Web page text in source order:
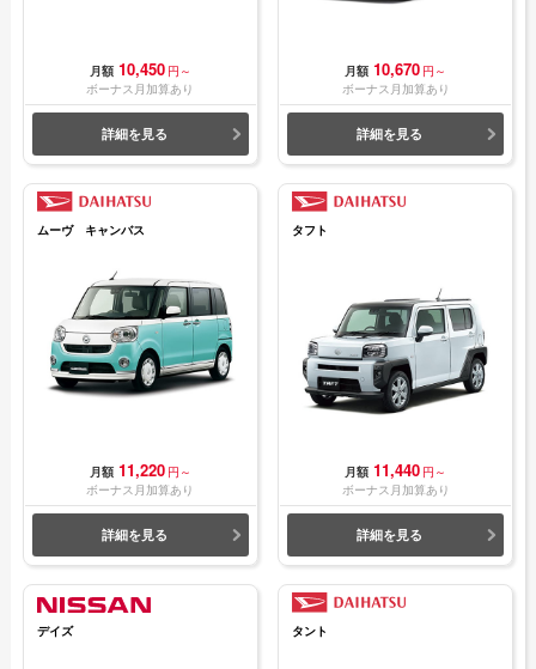
月額 10,450 円～
ボーナス月加算あり
詳細を見る
月額 10,670 円～
ボーナス月加算あり
詳細を見る
ムーヴ キャンバス
月額 11,220 円～
ボーナス月加算あり
詳細を見る
タフト
月額 11,440 円～
ボーナス月加算あり
詳細を見る
デイズ タント